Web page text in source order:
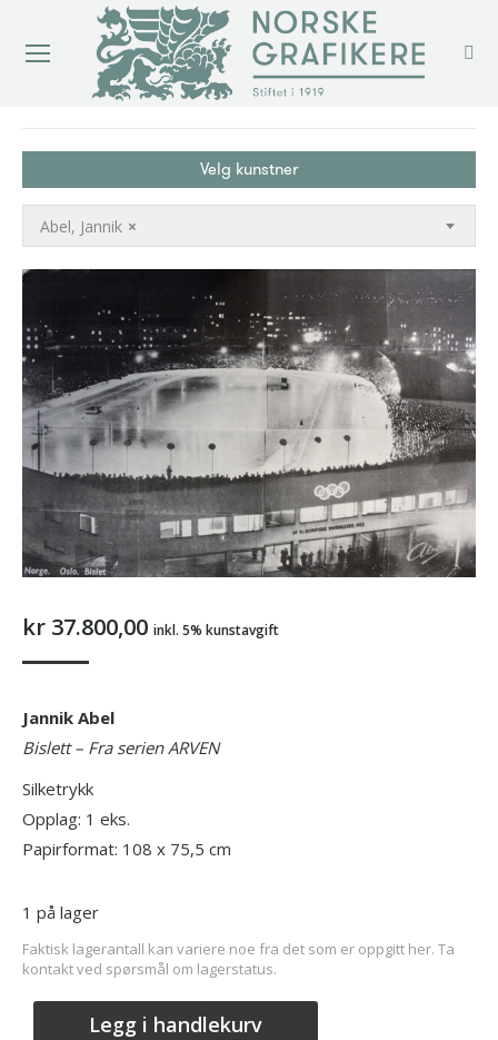
Velg kunstner
×
Abel, Jannik
kr 37.800,00 inkl. 5% kunstavgift
Jannik Abel
Bislett– Fra serien ARVEN
Silketrykk
Opplag: 1 eks.
Papirformat: 108 x 75,5 cm
1 på lager
Faktisk lagerantall kan variere noe fra det som er oppgitt her. Ta
kontakt ved spørsmål om lagerstatus.
Legg i handlekurv